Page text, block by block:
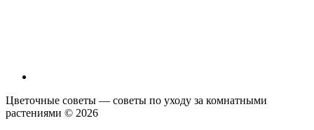
Цветочные советы — советы по уходу за комнатными
растениями © 2026